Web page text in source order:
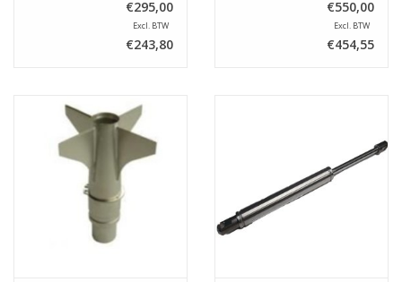
€295,00
Excl. BTW
€243,80
€550,00
Excl. BTW
€454,55